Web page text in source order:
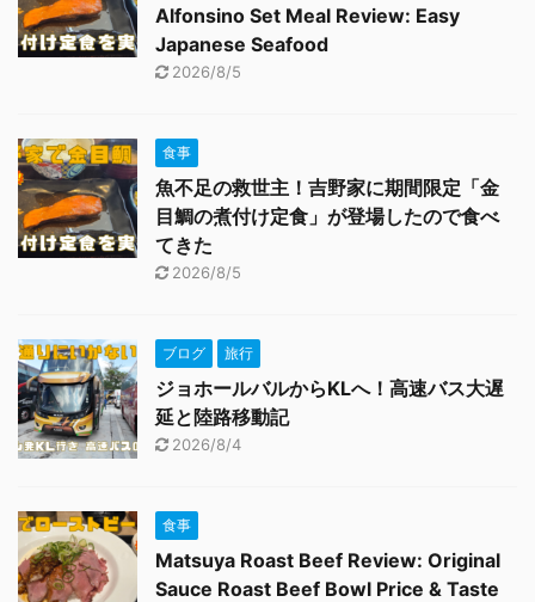
Alfonsino Set Meal Review: Easy
Japanese Seafood
2026/8/5
食事
魚不足の救世主！吉野家に期間限定「金
目鯛の煮付け定食」が登場したので食べ
てきた
2026/8/5
ブログ 旅行
ジョホールバルからKLへ！高速バス大遅
延と陸路移動記
2026/8/4
食事
Matsuya Roast Beef Review: Original
Sauce Roast Beef Bowl Price & Taste